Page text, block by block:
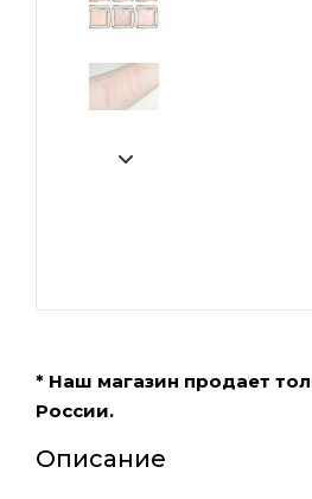
* Наш магазин продает
России.
Описание